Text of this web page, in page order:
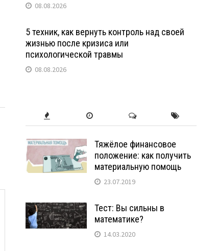
08.08.2026
5 техник, как вернуть контроль над своей
жизнью после кризиса или
психологической травмы
08.08.2026
Тяжёлое финансовое
положение: как получить
материальную помощь
23.07.2019
Тест: Вы сильны в
математике?
14.03.2020